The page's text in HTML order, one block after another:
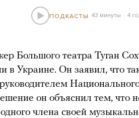
ПОДКАСТЫ 43 минуты 4
Большого театра Туган
в Украине. Он заявил, что
он объяснил тем, что
члена своей